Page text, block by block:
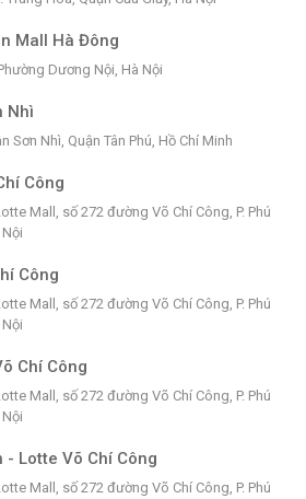
Mall Hà Đông
Dương Nội, Hà Nội
Nhì
Sơn Nhì, Quận Tân Phú, Hồ Chí Minh
Công
Mall, số 272 đường Võ Chí Công, P. Phú
Công
Mall, số 272 đường Võ Chí Công, P. Phú
Chí Công
Mall, số 272 đường Võ Chí Công, P. Phú
Lotte Võ Chí Công
Mall, số 272 đường Võ Chí Công, P. Phú